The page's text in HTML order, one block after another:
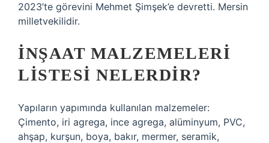
2023’te görevini Mehmet Şimşek’e devretti. Mersin
milletvekilidir.
İNŞAAT MALZEMELERI
LISTESI NELERDIR?
Yapıların yapımında kullanılan malzemeler:
Çimento, iri agrega, ince agrega, alüminyum, PVC,
ahşap, kurşun, boya, bakır, mermer, seramik,